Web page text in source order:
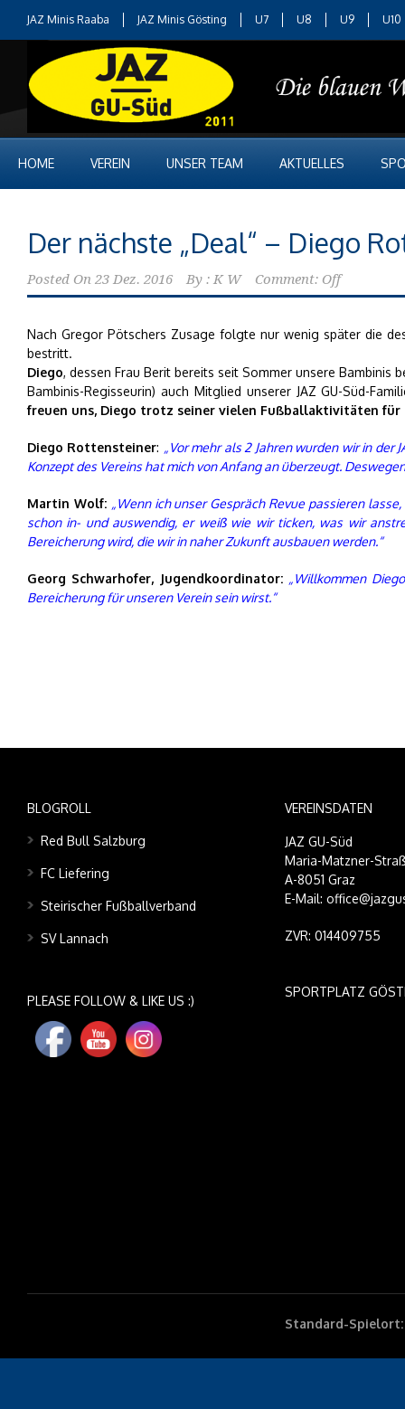
JAZ Minis Raaba JAZ Minis Gösting U7 U8 U9 U10
HOME VEREIN UNSER TEAM AKTUELLES
Der nächste „Deal“ – Diego
Posted On 23 Dez. 2016 By : K W Comment: Off
Nach Gregor Pötschers Zusage folgte nur wenig später die
bestritt.
Diego, dessen Frau Berit bereits seit Sommer unsere
Bambinis-Regisseurin) auch Mitglied unserer JAZ GU-Süd-
freuen uns, Diego trotz seiner vielen Fußballaktivitäten für
Diego Rottensteiner: „Vor mehr als 2 Jahren wurden wir in der
Konzept des Vereins hat mich von Anfang an überzeugt.
Martin Wolf: „Wenn ich unser Gespräch Revue passieren
schon in- und auswendig, er weiß wie wir ticken, was wir
Bereicherung wird, die wir in naher Zukunft ausbauen werden.“
Georg Schwarhofer, Jugendkoordinator: „Willkommen
Bereicherung für unseren Verein sein wirst.“
BLOGROLL
Red Bull Salzburg
FC Liefering
Steirischer Fußballverband
SV Lannach
PLEASE FOLLOW & LIKE US :)
VEREINSDATEN
JAZ GU-Süd
Maria-Matzner-
A-8051 Graz
E-Mail:
ZVR: 014409755
SPORTPLATZ
Standard-Spielort: